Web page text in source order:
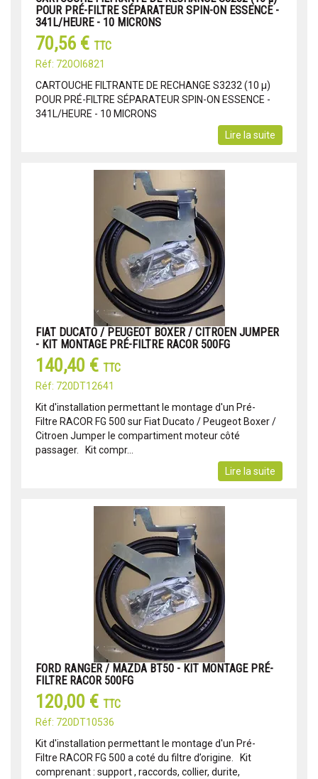
POUR PRÉ-FILTRE SÉPARATEUR SPIN-ON ESSENCE -
341L/HEURE - 10 MICRONS
70,56 € TTC
Réf: 720OI6821
CARTOUCHE FILTRANTE DE RECHANGE S3232 (10 μ)
POUR PRÉ-FILTRE SÉPARATEUR SPIN-ON ESSENCE -
341L/HEURE - 10 MICRONS
Lire la suite
FIAT DUCATO / PEUGEOT BOXER / CITROEN JUMPER
- KIT MONTAGE PRÉ-FILTRE RACOR 500FG
140,40 € TTC
Réf: 720DT12641
Kit d'installation permettant le montage d'un Pré-
Filtre RACOR FG 500 sur Fiat Ducato / Peugeot Boxer /
Citroen Jumper le compartiment moteur côté
passager. Kit compr...
Lire la suite
FORD RANGER / MAZDA BT50 - KIT MONTAGE PRÉ-
FILTRE RACOR 500FG
120,00 € TTC
Réf: 720DT10536
Kit d'installation permettant le montage d'un Pré-
Filtre RACOR FG 500 a coté du filtre d’origine. Kit
comprenant : support , raccords, collier, durite,